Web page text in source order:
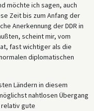
möchte ich sagen, auch
Zeit bis zum Anfang der
Anerkennung der DDR in
scheint mir, vom
fast wichtiger als die
diplomatischen
Ländern in diesem
nahtlosen Übergang
gute